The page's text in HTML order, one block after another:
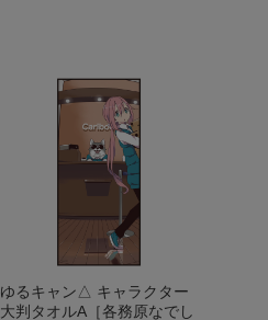
ゆるキャン△ キャラクター
大判タオルA［各務原なでし